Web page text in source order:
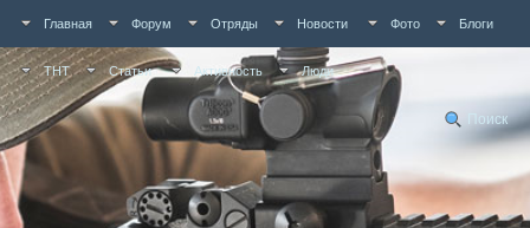
Главная Форум Отряды Новости Фото Блоги
ТНТ Статьи Активность Люди
Поиск